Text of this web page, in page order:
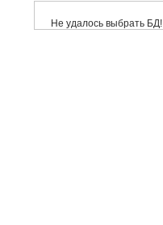
Не удалось выбрать БД!